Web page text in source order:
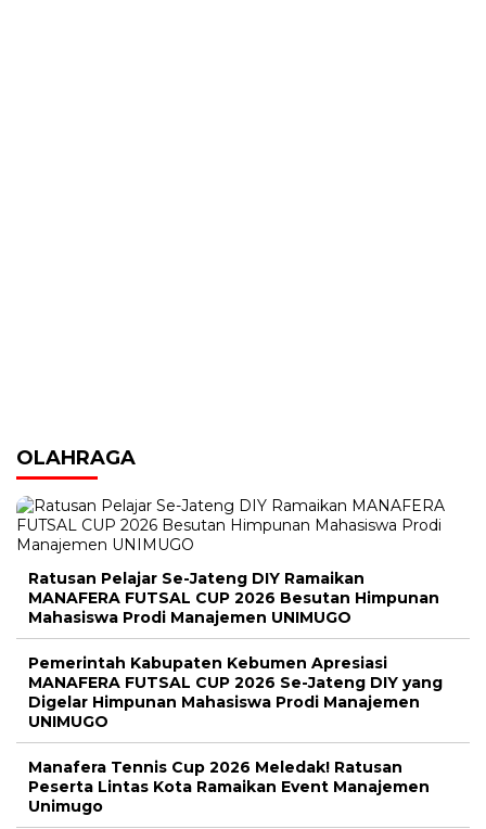
OLAHRAGA
Ratusan Pelajar Se-Jateng DIY Ramaikan
MANAFERA FUTSAL CUP 2026 Besutan Himpunan
Mahasiswa Prodi Manajemen UNIMUGO
Pemerintah Kabupaten Kebumen Apresiasi
MANAFERA FUTSAL CUP 2026 Se-Jateng DIY yang
Digelar Himpunan Mahasiswa Prodi Manajemen
UNIMUGO
Manafera Tennis Cup 2026 Meledak! Ratusan
Peserta Lintas Kota Ramaikan Event Manajemen
Unimugo